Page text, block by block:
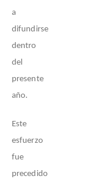
a
difundirse
dentro
del
presente
año.
Este
esfuerzo
fue
precedido